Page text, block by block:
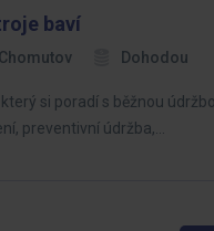
baví
Dohodou
si poradí s běžnou
preventivní údržba,…